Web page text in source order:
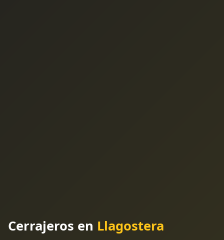
Cerrajeros en Llagostera